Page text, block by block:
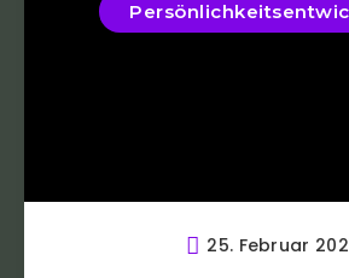
25. Februar